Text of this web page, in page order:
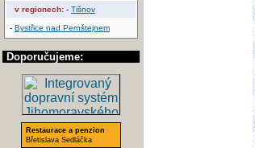
v regionech: - Tišnov
- Bystřice nad Pernštejnem
Doporučujeme:
Restaurace a penzion
Břetislava Sedláčka